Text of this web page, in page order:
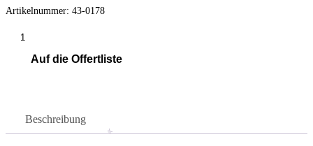
Artikelnummer: 43-0178
Auf die Offertliste
Einkaufskorb
Menge
Beschreibung